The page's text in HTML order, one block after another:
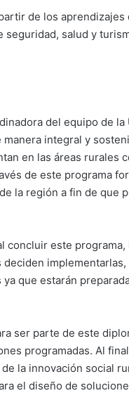
de los
salud y
del equipo de
integral y
en las áreas rurales
de este programa
la región a fin de que
concluir este
que estarán
ser parte de este
programadas. Al
la innovación social
el diseño de